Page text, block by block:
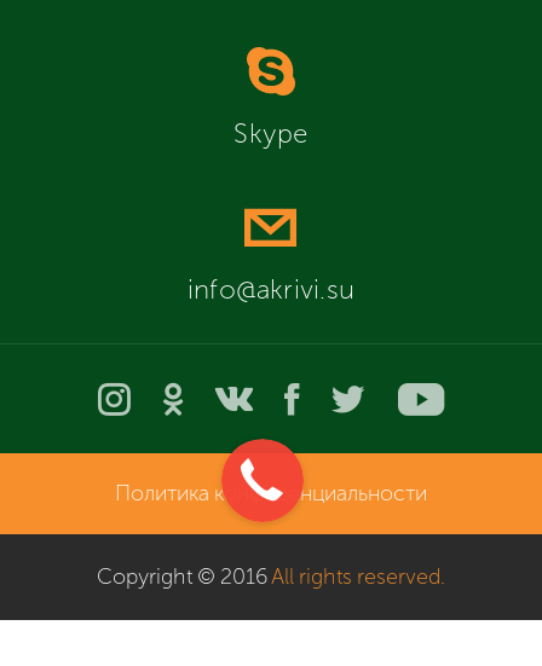
Skype
info@akrivi.su
Политика конфиденциальности
Copyright © 2016All rights reserved.